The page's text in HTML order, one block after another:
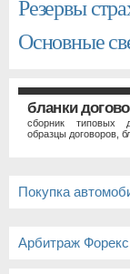
Резервы
Основные
бланки
сборник типовых
образцы договоров,
Покупка
Арбитраж Форекс